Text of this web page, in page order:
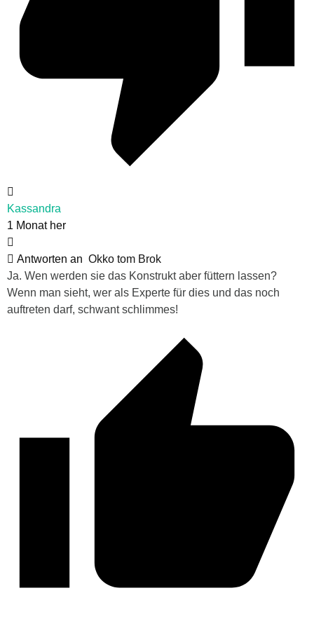
Kassandra
1 Monat her
Antworten an Okko tom Brok
Ja. Wen werden sie das Konstrukt aber füttern lassen?
Wenn man sieht, wer als Experte für dies und das noch
auftreten darf, schwant schlimmes!